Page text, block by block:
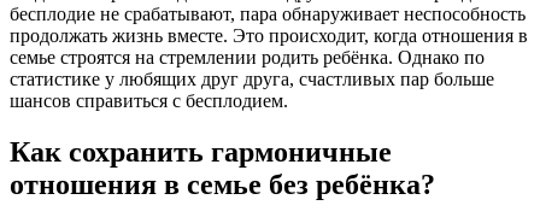
бесплодие не срабатывают, пара обнаруживает неспособность
продолжать жизнь вместе. Это происходит, когда отношения в
семье строятся на стремлении родить ребёнка. Однако по
статистике у любящих друг друга, счастливых пар больше
шансов справиться с бесплодием.
Как сохранить гармоничные
отношения в семье без ребёнка?